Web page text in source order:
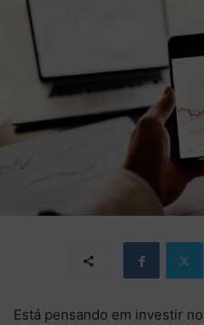
Está pensando em investir